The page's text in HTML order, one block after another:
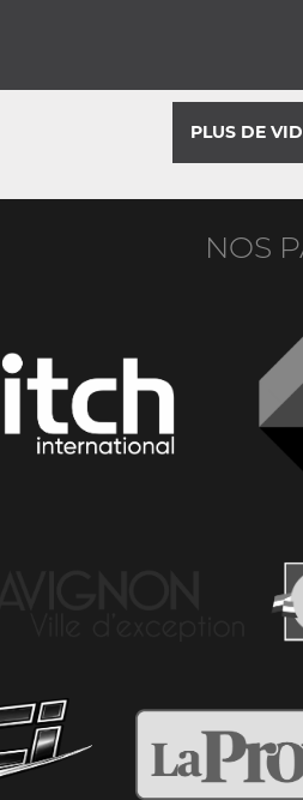
PLUS DE
NOS